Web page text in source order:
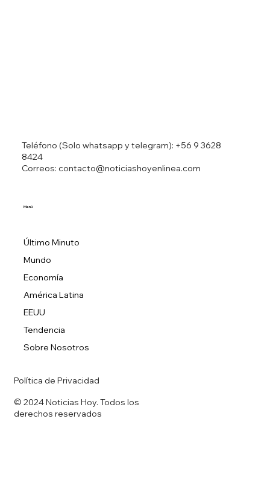
Teléfono (Solo whatsapp y telegram): +56 9 3628
8424
Correos: contacto@noticiashoyenlinea.com
Último Minuto
Mundo
Economía
América Latina
EEUU
Tendencia
Sobre Nosotros
Menú
Política de Privacidad
© 2024 Noticias Hoy. Todos los
derechos reservados